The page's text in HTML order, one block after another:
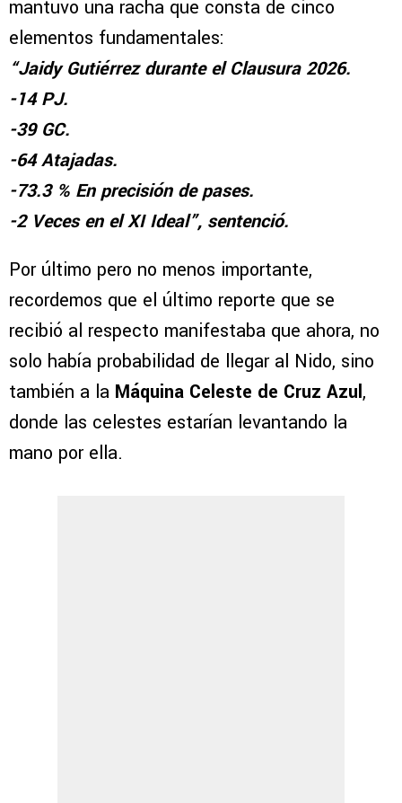
mantuvo una racha que consta de cinco
elementos fundamentales:
“Jaidy Gutiérrez durante el Clausura 2026.
-14 PJ.
-39 GC.
-64 Atajadas.
-73.3 % En precisión de pases.
-2 Veces en el XI Ideal”, sentenció.
Por último pero no menos importante,
recordemos que el último reporte que se
recibió al respecto manifestaba que ahora, no
solo había probabilidad de llegar al Nido, sino
también a la Máquina Celeste de Cruz Azul,
donde las celestes estarían levantando la
mano por ella.